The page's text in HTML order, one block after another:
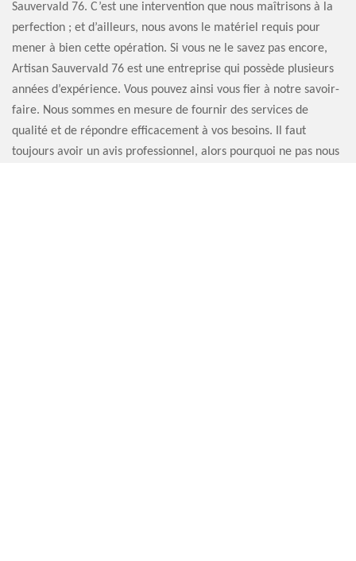
Sauvervald 76. C’est une intervention que nous maîtrisons à la
perfection ; et d’ailleurs, nous avons le matériel requis pour
mener à bien cette opération. Si vous ne le savez pas encore,
Artisan Sauvervald 76 est une entreprise qui possède plusieurs
années d’expérience. Vous pouvez ainsi vous fier à notre savoir-
faire. Nous sommes en mesure de fournir des services de
qualité et de répondre efficacement à vos besoins. Il faut
toujours avoir un avis professionnel, alors pourquoi ne pas nous